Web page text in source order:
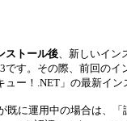
ストール後、新しいイン
す。その際、前回のイ
ー！.NET」の最新イ
既に運用中の場合は、